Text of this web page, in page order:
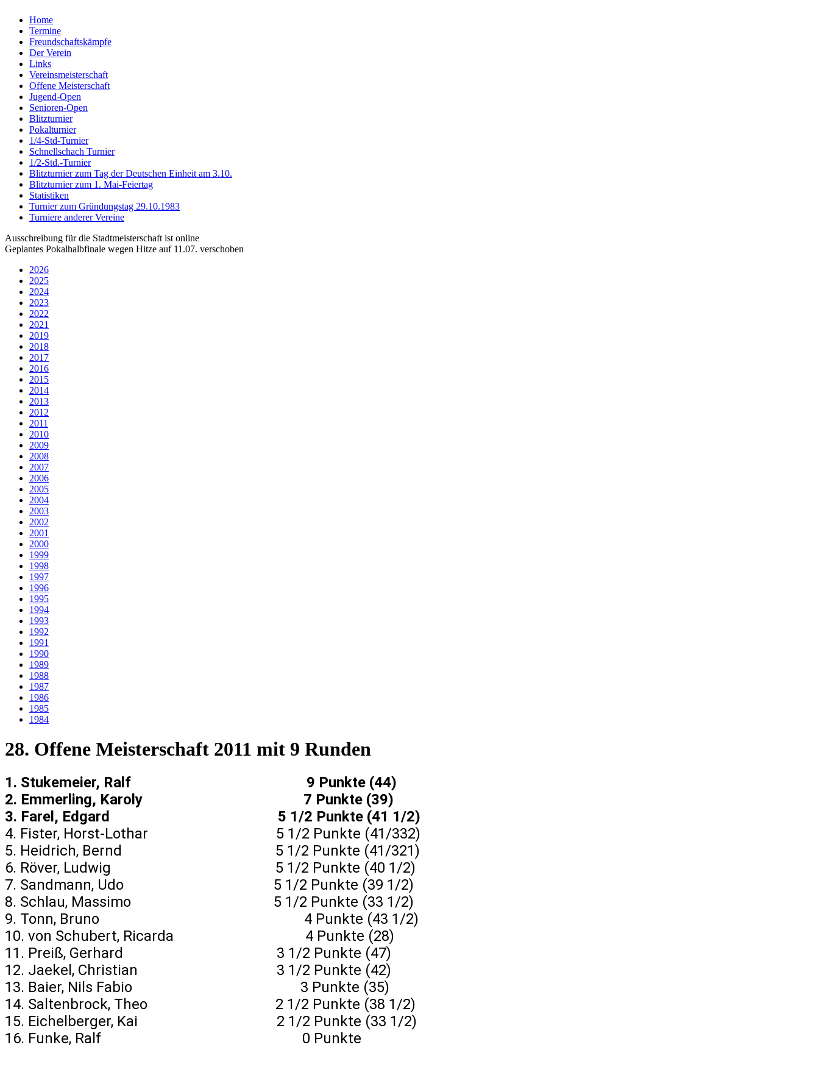
Home
Termine
Freundschaftskämpfe
Der Verein
Links
Vereinsmeisterschaft
Offene Meisterschaft
Jugend-Open
Senioren-Open
Blitzturnier
Pokalturnier
1/4-Std-Turnier
Schnellschach Turnier
1/2-Std.-Turnier
Blitzturnier zum Tag der Deutschen Einheit am 3.10.
Blitzturnier zum 1. Mai-Feiertag
Statistiken
Turnier zum Gründungstag 29.10.1983
Turniere anderer Vereine
Ausschreibung für die Stadtmeisterschaft ist online
Geplantes Pokalhalbfinale wegen Hitze auf 11.07. verschoben
2026
2025
2024
2023
2022
2021
2019
2018
2017
2016
2015
2014
2013
2012
2011
2010
2009
2008
2007
2006
2005
2004
2003
2002
2001
2000
1999
1998
1997
1996
1995
1994
1993
1992
1991
1990
1989
1988
1987
1986
1985
1984
28. Offene Meisterschaft 2011 mit 9 Runden
1. Stukemeier, Ralf 9 Punkte (44)
2. Emmerling, Karoly 7 Punkte (39)
3. Farel, Edgard 5 1/2 Punkte (41 1/2)
4. Fister, Horst-Lothar 5 1/2 Punkte (41/332)
5. Heidrich, Bernd 5 1/2 Punkte (41/321)
6. Röver, Ludwig 5 1/2 Punkte (40 1/2)
7. Sandmann, Udo 5 1/2 Punkte (39 1/2)
8. Schlau, Massimo 5 1/2 Punkte (33 1/2)
9. Tonn, Bruno 4 Punkte (43 1/2)
10. von Schubert, Ricarda 4 Punkte (28)
11. Preiß, Gerhard 3 1/2 Punkte (47)
12. Jaekel, Christian 3 1/2 Punkte (42)
13. Baier, Nils Fabio 3 Punkte (35)
14. Saltenbrock, Theo 2 1/2 Punkte (38 1/2)
15. Eichelberger, Kai 2 1/2 Punkte (33 1/2)
16. Funke, Ralf 0 Punkte